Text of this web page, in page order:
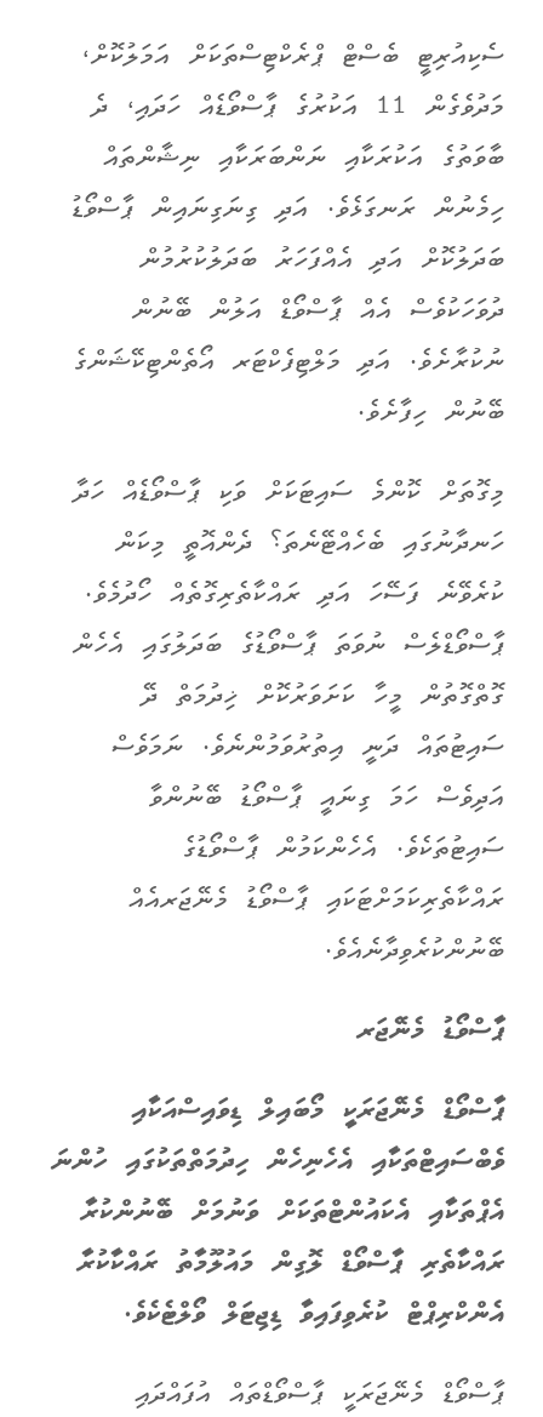
ސެކިއުރިޓީ ބެސްޓް ޕްރެކްޓިސްތަކަށް އަމަލުކޮށް،
މަދުވެގެން 11 އަކުރުގެ ޕާސްވޯޑެއް ހަދައި، ދެ
ބާވަތުގެ އަކުރަކާއި ނަންބަރަކާއި ނިޝާންތައް
ހިމެނުން ރަނގަޅެވެ. އަދި ގިނަގިނައިން ޕާސްވޯޑު
ބަދަލުކޮށް އަދި އެއްފަހަރު ބަދަލުކުރުމުން
ދުވަހަކުވެސް އެއް ޕާސްވޯޑް އަލުން ބޭނުން
ނުކުރާށެވެ. އަދި މަލްޓިފެކްޓަރ އޯތެންޓިކޭޝަންގެ
ބޭނުން ހިފާށެވެ.
މިގޮތަށް ކޮންމެ ސައިޓަކަށް ވަކި ޕާސްވޯޑެއް ހަދާ
ހަނދާނުގައި ބެހެއްޓޭނެތަ؟ ދެންއޮތީ މިކަން
ކުރެވޭނެ ފަސޭހަ އަދި ރައްކާތެރިގޮތެއް ހޯދުމެވެ.
ޕާސްވޯޑްލެސް ނުވަތަ ޕާސްވޯޑުގެ ބަދަލުގައި އެހެން
ގޮތްގޮތުން މީހާ ކަށަވަރުކޮށް ޚިދުމަތް ދޭ
ސައިޓުތައް ދަނީ އިތުރުވަމުންނެވެ. ނަމަވެސް
އަދިވެސް ހަމަ ގިނައީ ޕާސްވޯޑު ބޭނުންވާ
ސައިޓުތަކެވެ. އެހެންކަމުން ޕާސްވޯޑުގެ
ރައްކާތެރިކަމަށްޓަކައި ޕާސްވޯޑު މެނޭޖަރއެއް
ބޭނުންކުރެވިދާނެއެވެ.
ޕާސްވޯޑު މެނޭޖަރ
ޕާސްވޯޑް މެނޭޖަރަކީ މޯބައިލް ޑިވައިސްއަކާއި
ވެބްސައިޓްތަކާއި އެހެނިހެން ހިދުމަތްތަކުގައި ހުންނަ
އެޕްތަކާއި އެކައުންޓްތަކަށް ވަނުމަށް ބޭނުންކުރާ
ރައްކާތެރި ޕާސްވޯޑް ލޮގިން މައުލޫމާތު ރައްކާކުރާ
އެންކްރިޕްޓް ކުރެވިފައިވާ ޑިޖިޓަލް ވޯލްޓެކެވެ.
ޕާސްވޯޑް މެނޭޖަރަކީ ޕާސްވޯޑްތައް އުފައްދައި